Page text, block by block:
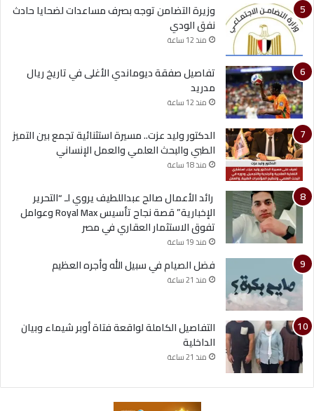
وزيرة التضامن توجه بصرف مساعدات لضحايا حادث
نفق الودي
منذ 12 ساعة
تفاصيل صفقة ديوماندي الأغلى في تاريخ ريال
مدريد
منذ 12 ساعة
الدكتور وليد عزت.. مسيرة استثنائية تجمع بين التميز
الطبي والبحث العلمي والعمل الإنساني
منذ 18 ساعة
رائد الأعمال صالح عبداللطيف يروي لـ “التحرير
الإخبارية” قصة نجاح تأسيس Royal Max وعوامل
تفوق الاستثمار العقاري في مصر
منذ 19 ساعة
فضل الصيام في سبيل الله وأجره العظيم
منذ 21 ساعة
التفاصيل الكاملة لواقعة فتاة أوبر شيماء وبيان
الداخلية
منذ 21 ساعة